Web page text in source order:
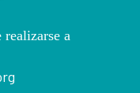
realizarse a